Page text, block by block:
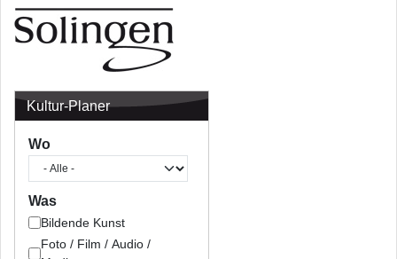
Kultur-Planer
Wo
Was
Bildende Kunst
Foto / Film / Audio /